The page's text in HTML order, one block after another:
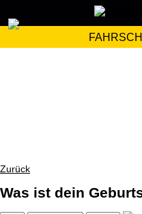
Zurück
Was ist dein